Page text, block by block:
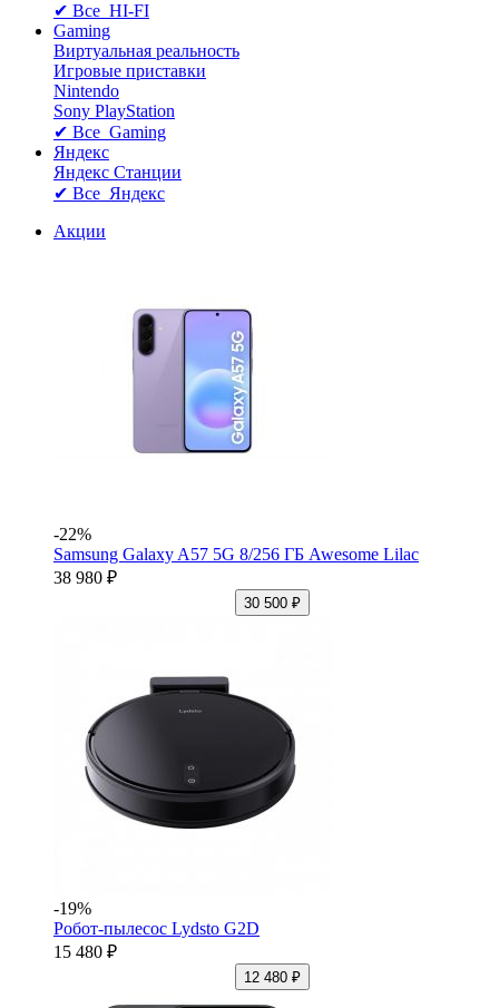
✔ Все HI-FI
Gaming
Виртуальная реальность
Игровые приставки
Nintendo
Sony PlayStation
✔ Все Gaming
Яндекс
Яндекс Станции
✔ Все Яндекс
Акции
-22%
Samsung Galaxy A57 5G 8/256 ГБ Awesome Lilac
38 980 ₽
30 500 ₽
-19%
Робот-пылесос Lydsto G2D
15 480 ₽
12 480 ₽